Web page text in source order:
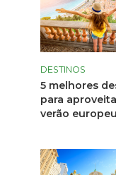
DESTINOS
5 melhores
para
verão europeu